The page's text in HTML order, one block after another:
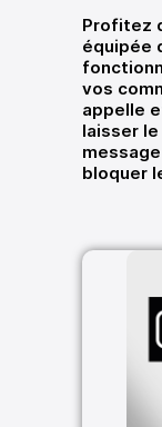
Profitez
équipée
vos
appelle
laisser
bloquer